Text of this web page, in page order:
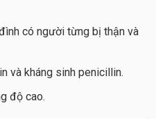
có người từng bị thận và
và kháng sinh penicillin.
độ cao.